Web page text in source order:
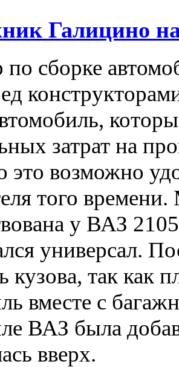
Галицино
по сборке
затрат на
это возможно
того
у ВАЗ
универсал.
кузова, так как
вместе с
ВАЗ была
вверх.